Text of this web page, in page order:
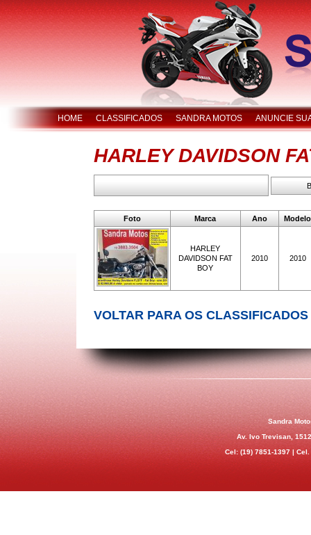
HOME CLASSIFICADOS SANDRA MOTOS ANUNCIE
HARLEY DAVIDSON
Foto Marca Ano Modelo
HARLEY
DAVIDSON FAT
BOY
2010 2010
VOLTAR PARA OS CLASSIFICADOS
Sandra
Av. Ivo Trevisan,
Cel: (19) 7851-1397 | Cel.